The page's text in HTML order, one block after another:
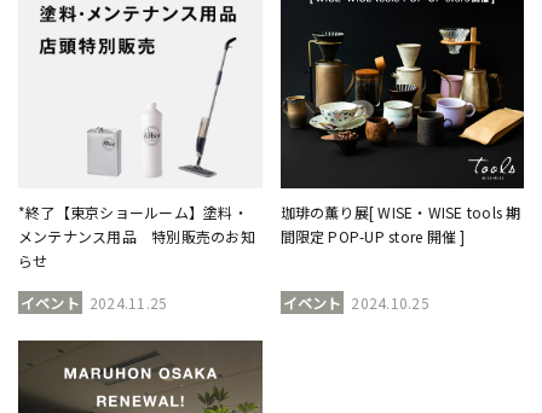
*終了【東京ショールーム】塗料・
メンテナンス用品 特別販売のお知
らせ
イベント 2024.11.25
珈琲の薫り展[ WISE・WISE tools 期
間限定 POP-UP store 開催 ]
イベント 2024.10.25